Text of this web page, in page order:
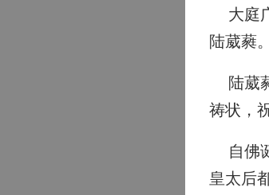
大庭
陆葳蕤。
陆葳
祷状，
自佛
皇太后